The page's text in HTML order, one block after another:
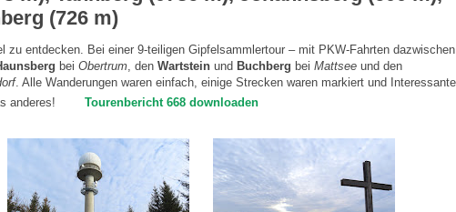
(726 m)
zu entdecken. Bei einer 9-teiligen Gipfelsammlertour – mit PKW-Fahrten
bei Obertrum , den Wartstein und Buchberg bei Mattsee und den
. Alle Wanderungen waren einfach, einige Strecken waren markiert und
anderes!
Tourenbericht 668 downloaden